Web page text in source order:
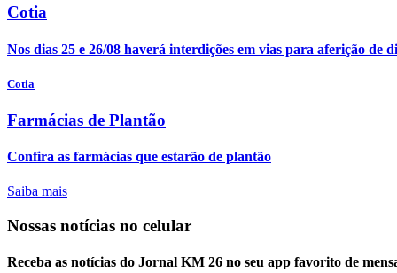
Cotia
Nos dias 25 e 26/08 haverá interdições em vias para aferição de
Cotia
Farmácias de Plantão
Confira as farmácias que estarão de plantão
Saiba mais
Nossas notícias no celular
Receba as notícias do Jornal KM 26 no seu app favorito de